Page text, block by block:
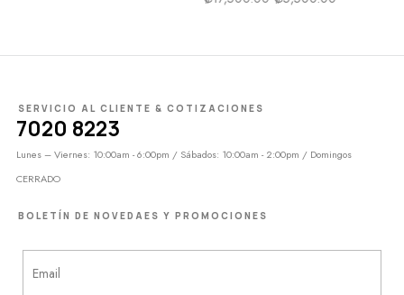
SERVICIO AL CLIENTE & COTIZACIONES
7020 8223
Lunes – Viernes: 10:00am - 6:00pm / Sábados: 10:00am - 2:00pm / Domingos
CERRADO
BOLETÍN DE NOVEDAES Y PROMOCIONES